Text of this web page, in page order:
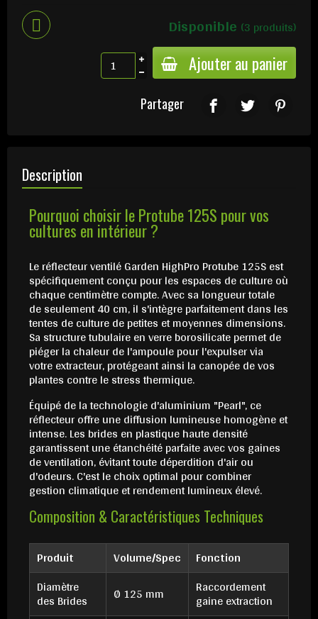
Disponible (3 produits)
Ajouter au panier
Partager
Description
Pourquoi choisir le Protube 125S pour vos
cultures en intérieur ?
Le réflecteur ventilé Garden HighPro Protube 125S est
spécifiquement conçu pour les espaces de culture où
chaque centimètre compte. Avec sa longueur totale
de seulement 40 cm, il s'intègre parfaitement dans les
tentes de culture de petites et moyennes dimensions.
Sa structure tubulaire en verre borosilicate permet de
piéger la chaleur de l'ampoule pour l'expulser via
votre extracteur, protégeant ainsi la canopée de vos
plantes contre le stress thermique.
Équipé de la technologie d'aluminium "Pearl", ce
réflecteur offre une diffusion lumineuse homogène et
intense. Les brides en plastique haute densité
garantissent une étanchéité parfaite avec vos gaines
de ventilation, évitant toute déperdition d'air ou
d'odeurs. C'est le choix optimal pour combiner
gestion climatique et rendement lumineux élevé.
Composition & Caractéristiques Techniques
Produit Volume/Spec
Fonction
Diamètre
des Brides Ø 125 mm Raccordement
gaine extraction